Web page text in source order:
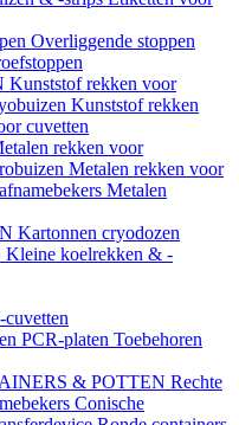
Overliggende stoppen
Kunststof rekken voor
Kunststof rekken
cuvetten
rekken voor
Metalen rekken voor
Metalen
Kartonnen cryodozen
Kleine koelrekken & -
PCR-platen Toebehoren
& POTTEN Rechte
Conische